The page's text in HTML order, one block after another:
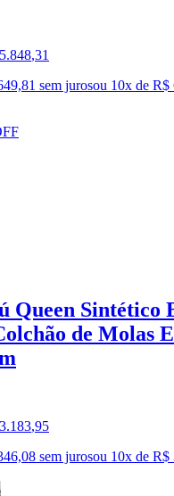
5.848,31
sem jurosou 10x de R$
Queen Sintético
de Molas
3.183,95
sem jurosou 10x de R$